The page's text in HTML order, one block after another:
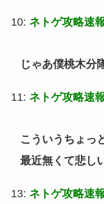
10: ネトゲ攻略速
じゃあ僕桃木分
11: ネトゲ攻略速
こういうちょっ
最近無くて悲し
13: ネトゲ攻略速